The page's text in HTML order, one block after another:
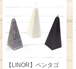
【LINOR】ペンタゴ